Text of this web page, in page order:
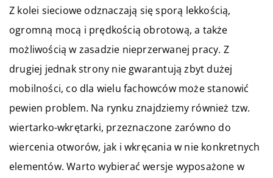
Z kolei sieciowe odznaczają się sporą lekkością,
ogromną mocą i prędkością obrotową, a także
możliwością w zasadzie nieprzerwanej pracy. Z
drugiej jednak strony nie gwarantują zbyt dużej
mobilności, co dla wielu fachowców może stanowić
pewien problem. Na rynku znajdziemy również tzw.
wiertarko-wkrętarki, przeznaczone zarówno do
wiercenia otworów, jak i wkręcania w nie konkretnych
elementów. Warto wybierać wersje wyposażone w